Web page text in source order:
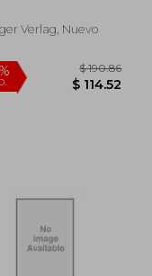
Verlag, Nuevo